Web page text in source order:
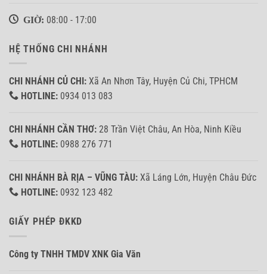
GIỜ: 08:00 - 17:00
HỆ THỐNG CHI NHÁNH
CHI NHÁNH CỦ CHI: Xã An Nhơn Tây, Huyện Củ Chi, TPHCM
HOTLINE: 0934 013 083
CHI NHÁNH CẦN THƠ: 28 Trần Việt Châu, An Hòa, Ninh Kiều
HOTLINE: 0988 276 771
CHI NHÁNH BÀ RỊA – VŨNG TÀU: Xã Láng Lớn, Huyện Châu Đức
HOTLINE: 0932 123 482
GIẤY PHÉP ĐKKD
Công ty TNHH TMDV XNK Gia Văn